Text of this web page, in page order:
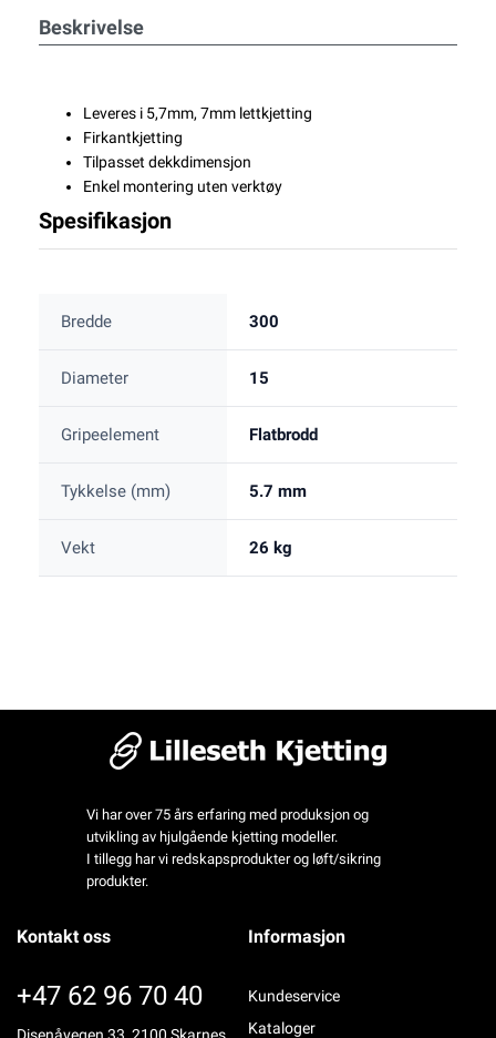
Beskrivelse
Leveres i 5,7mm, 7mm lettkjetting
Firkantkjetting
Tilpasset dekkdimensjon
Enkel montering uten verktøy
Spesifikasjon
Bredde 300
Diameter 15
Gripeelement Flatbrodd
Tykkelse (mm) 5.7 mm
Vekt 26 kg
Vi har over 75 års erfaring med produksjon og
utvikling av hjulgående kjetting modeller.
I tillegg har vi redskapsprodukter og løft/sikring
produkter.
Kontakt oss
+47 62 96 70 40
Informasjon
Kundeservice
Kataloger